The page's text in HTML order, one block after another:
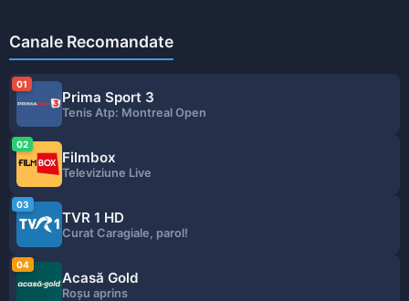
Canale Recomandate
01
Prima Sport 3
Tenis Atp: Montreal Open
02
Filmbox
Televiziune Live
03
TVR 1 HD
Curat Caragiale, parol!
04
Acasă Gold
Roşu aprins